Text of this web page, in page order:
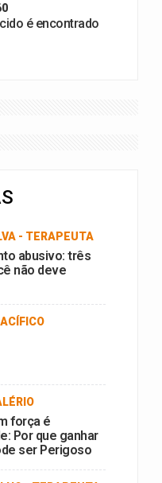
é encontrado
- TERAPEUTA
abusivo: três
não deve
força é
Por que ganhar
ser Perigoso